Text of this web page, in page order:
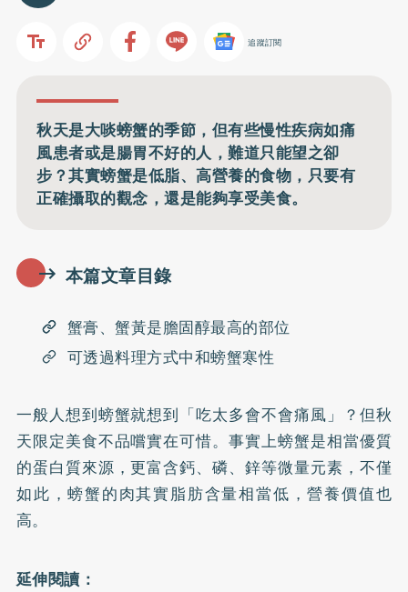
追蹤訂閱
秋天是大啖螃蟹的季節，但有些慢性疾病如痛
風患者或是腸胃不好的人，難道只能望之卻
步？其實螃蟹是低脂、高營養的食物，只要有
正確攝取的觀念，還是能夠享受美食。
本篇文章目錄
蟹膏、蟹黃是膽固醇最高的部位
可透過料理方式中和螃蟹寒性
一般人想到螃蟹就想到「吃太多會不會痛風」？但秋
天限定美食不品嚐實在可惜。事實上螃蟹是相當優質
的蛋白質來源，更富含鈣、磷、鋅等微量元素，不僅
如此，螃蟹的肉其實脂肪含量相當低，營養價值也
高。
延伸閱讀：